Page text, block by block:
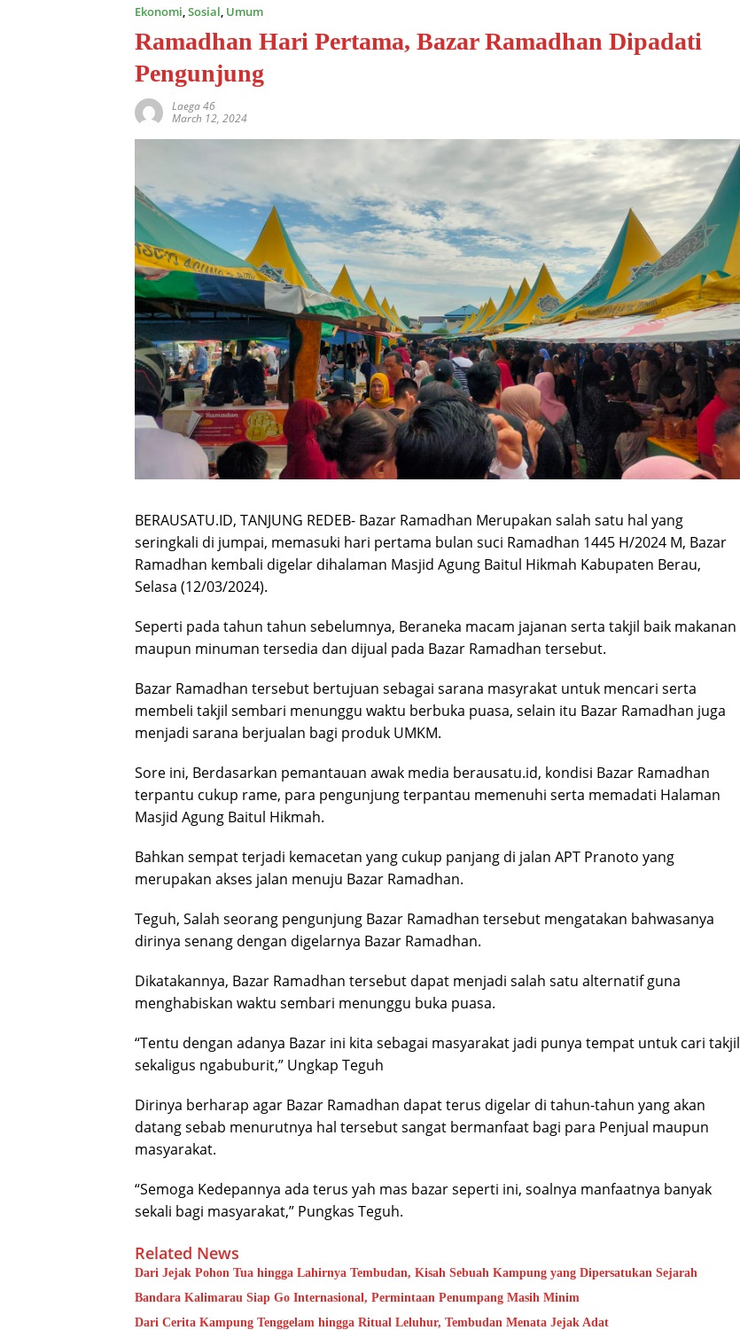
Ekonomi,Sosial, Umum
Ramadhan Hari Pertama, Bazar Ramadhan Dipadati
Pengunjung
Laega 46
March 12, 2024
BERAUSATU.ID, TANJUNG REDEB- Bazar Ramadhan Merupakan salah satu hal yang
seringkali di jumpai, memasuki hari pertama bulan suci Ramadhan 1445 H/2024 M, Bazar
Ramadhan kembali digelar dihalaman Masjid Agung Baitul Hikmah Kabupaten Berau,
Selasa (12/03/2024).
Seperti pada tahun tahun sebelumnya, Beraneka macam jajanan serta takjil baik makanan
maupun minuman tersedia dan dijual pada Bazar Ramadhan tersebut.
Bazar Ramadhan tersebut bertujuan sebagai sarana masyrakat untuk mencari serta
membeli takjil sembari menunggu waktu berbuka puasa, selain itu Bazar Ramadhan juga
menjadi sarana berjualan bagi produk UMKM.
Sore ini, Berdasarkan pemantauan awak media berausatu.id, kondisi Bazar Ramadhan
terpantu cukup rame, para pengunjung terpantau memenuhi serta memadati Halaman
Masjid Agung Baitul Hikmah.
Bahkan sempat terjadi kemacetan yang cukup panjang di jalan APT Pranoto yang
merupakan akses jalan menuju Bazar Ramadhan.
Teguh, Salah seorang pengunjung Bazar Ramadhan tersebut mengatakan bahwasanya
dirinya senang dengan digelarnya Bazar Ramadhan.
Dikatakannya, Bazar Ramadhan tersebut dapat menjadi salah satu alternatif guna
menghabiskan waktu sembari menunggu buka puasa.
“Tentu dengan adanya Bazar ini kita sebagai masyarakat jadi punya tempat untuk cari takjil
sekaligus ngabuburit,” Ungkap Teguh
Dirinya berharap agar Bazar Ramadhan dapat terus digelar di tahun-tahun yang akan
datang sebab menurutnya hal tersebut sangat bermanfaat bagi para Penjual maupun
masyarakat.
“Semoga Kedepannya ada terus yah mas bazar seperti ini, soalnya manfaatnya banyak
sekali bagi masyarakat,” Pungkas Teguh.
Related News
Dari Jejak Pohon Tua hingga Lahirnya Tembudan, Kisah Sebuah Kampung yang Dipersatukan Sejarah
Bandara Kalimarau Siap Go Internasional, Permintaan Penumpang Masih Minim
Dari Cerita Kampung Tenggelam hingga Ritual Leluhur, Tembudan Menata Jejak Adat